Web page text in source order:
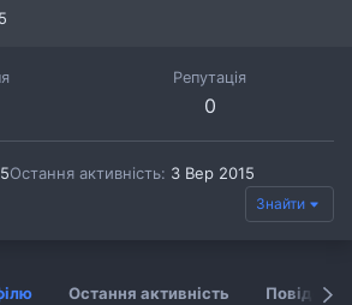
Репутація
0
Остання активність 3 Вер 2015
Знайти
Остання активність